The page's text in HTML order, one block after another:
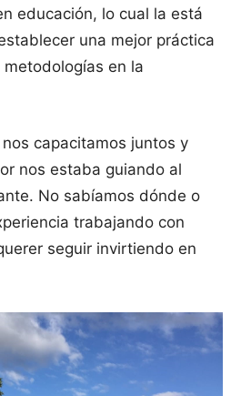
educación, lo cual la está
una mejor práctica
en la
capacitamos juntos y
nos estaba guiando al
No sabíamos dónde o
trabajando con
seguir invirtiendo en